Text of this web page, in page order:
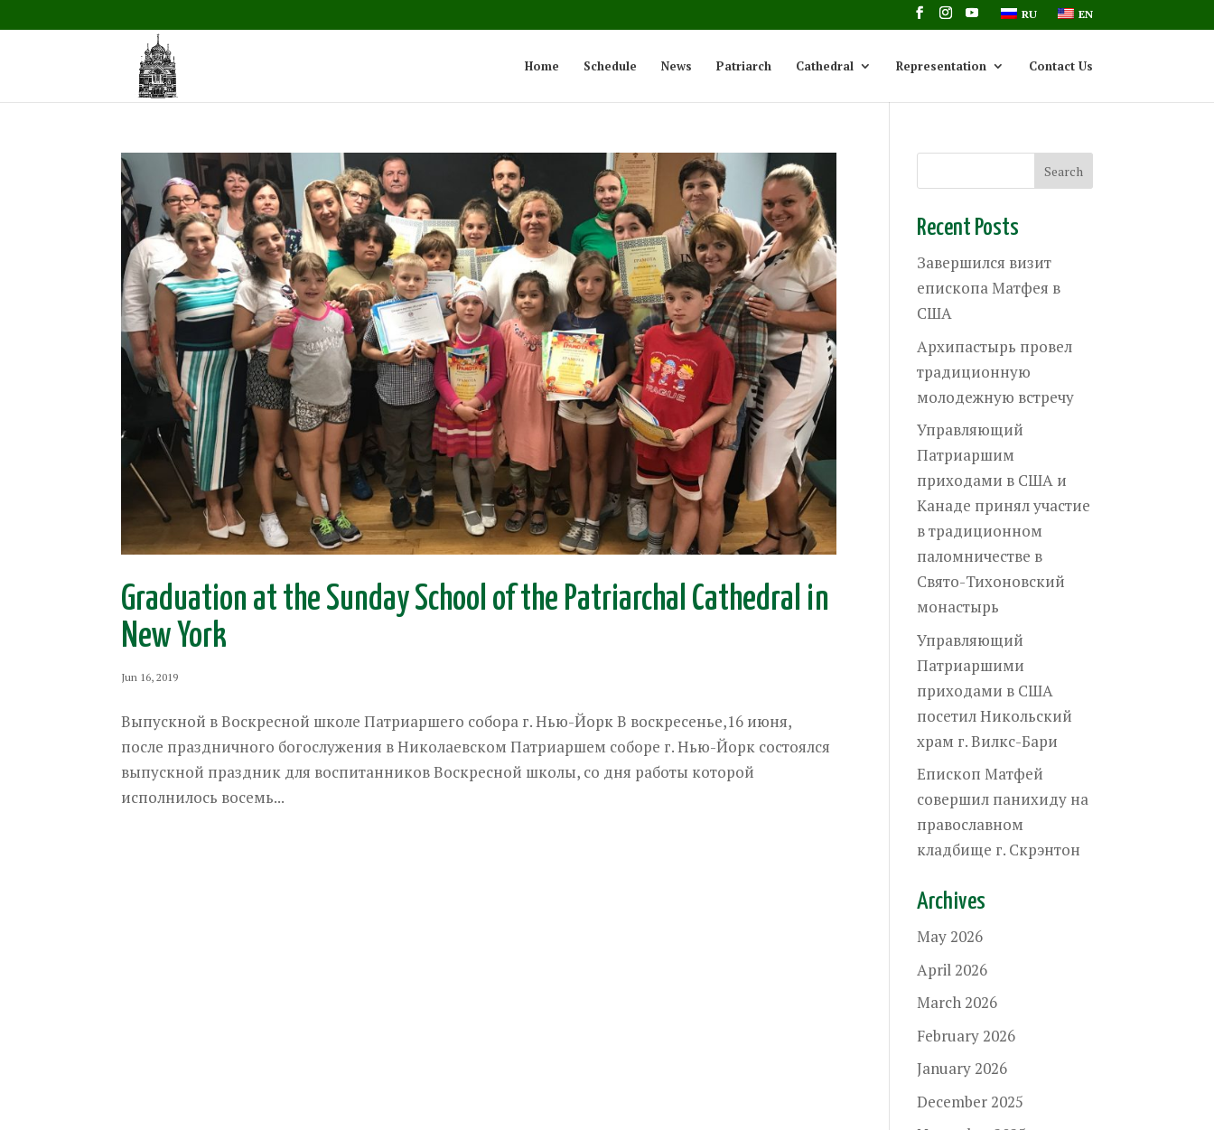
RU EN
Home Schedule News Patriarch Cathedral Representation Contact Us
Graduation at the Sunday School of the Patriarchal Cathedral in
New York
Jun 16, 2019
Выпускной в Воскресной школе Патриаршего собора г. Нью-Йорк В воскресенье,16 июня,
после праздничного богослужения в Николаевском Патриаршем соборе г. Нью-Йорк состоялся
выпускной праздник для воспитанников Воскресной школы, со дня работы которой
исполнилось восемь...
Recent Posts
Завершился визит
епископа Матфея в
США
Архипастырь провел
традиционную
молодежную встречу
Управляющий
Патриаршим
приходами в США и
Канаде принял участие
в традиционном
паломничестве в
Свято-Тихоновский
монастырь
Управляющий
Патриаршими
приходами в США
посетил Никольский
храм г. Вилкс-Бари
Епископ Матфей
совершил панихиду на
православном
кладбище г. Скрэнтон
Archives
May 2026
April 2026
March 2026
February 2026
January 2026
December 2025